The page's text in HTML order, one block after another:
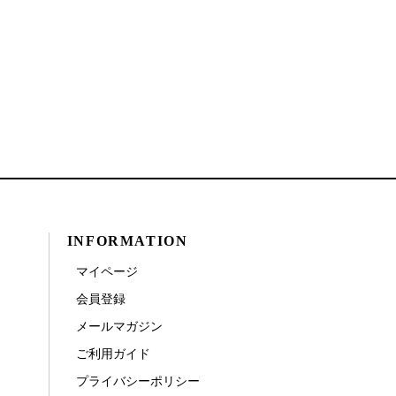
INFORMATION
マイページ
会員登録
メールマガジン
ご利用ガイド
プライバシーポリシー